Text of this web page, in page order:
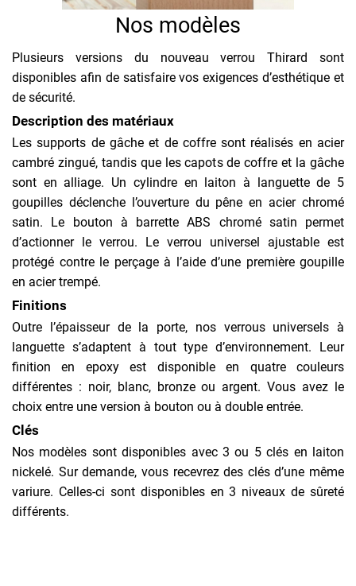
Nos modèles
Plusieurs versions du nouveau verrou Thirard sont
disponibles afin de satisfaire vos exigences d’esthétique et
de sécurité.
Description des matériaux
Les supports de gâche et de coffre sont réalisés en acier
cambré zingué, tandis que les capots de coffre et la gâche
sont en alliage. Un cylindre en laiton à languette de 5
goupilles déclenche l’ouverture du pêne en acier chromé
satin. Le bouton à barrette ABS chromé satin permet
d’actionner le verrou. Le verrou universel ajustable est
protégé contre le perçage à l’aide d’une première goupille
en acier trempé.
Finitions
Outre l’épaisseur de la porte, nos verrous universels à
languette s’adaptent à tout type d’environnement. Leur
finition en epoxy est disponible en quatre couleurs
différentes : noir, blanc, bronze ou argent. Vous avez le
choix entre une version à bouton ou à double entrée.
Clés
Nos modèles sont disponibles avec 3 ou 5 clés en laiton
nickelé. Sur demande, vous recevrez des clés d’une même
variure. Celles-ci sont disponibles en 3 niveaux de sûreté
différents.